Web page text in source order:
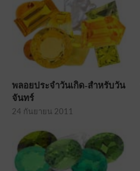
พลอยประจำวันเกิด-สำหรับวัน
จันทร์
24 กันยายน 2011